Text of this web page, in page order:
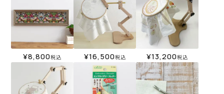
¥8,800税込 ¥16,500税込 ¥13,200税込